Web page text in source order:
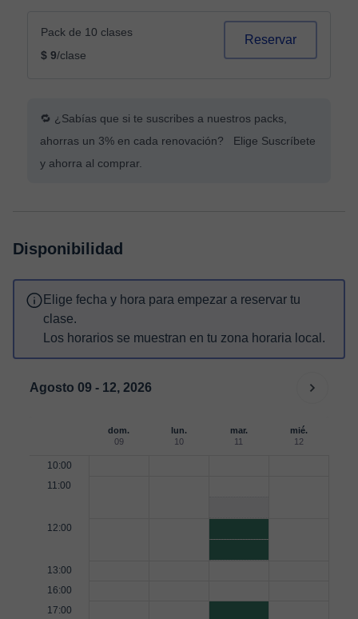
Pack de 10 clases
$ 9/clase
Reservar
🔁 ¿Sabías que si te suscribes a nuestros packs,
ahorras un 3% en cada renovación? Elige Suscríbete
y ahorra al comprar.
Disponibilidad
Elige fecha y hora para empezar a reservar tu
clase.
Los horarios se muestran en tu zona horaria local.
Agosto 09 - 12, 2026
dom.
09
lun.
10
mar.
11
mié.
12
10:00
11:00
12:00
13:00
16:00
17:00